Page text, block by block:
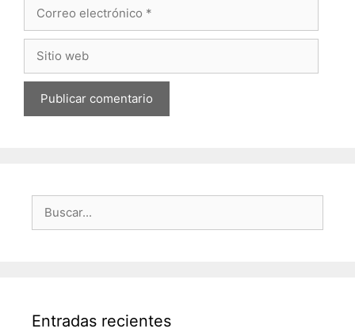
electrónico
web
Entradas recientes